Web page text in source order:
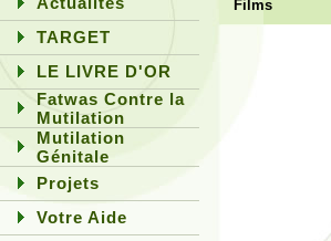
TARGET
LE LIVRE D'OR
Fatwas Contre la
Mutilation
Mutilation
Génitale
Projets
Votre Aide
Films